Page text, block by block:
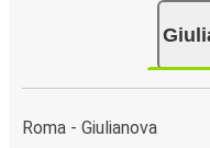
Roma - Giulianova